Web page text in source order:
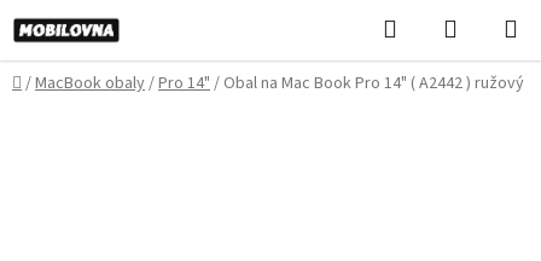
Prejsť
na
obsah
Hľadať
KOŠÍK
Domov
/MacBook obaly/Pro 14"/ Obal na Mac Book Pro 14" ( A2442 ) ružový